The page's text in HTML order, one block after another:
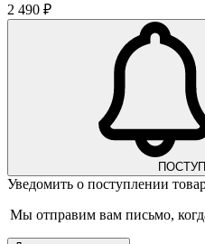
2 490 ₽
Уведомить о поступлении
Мы отправим вам письмо,